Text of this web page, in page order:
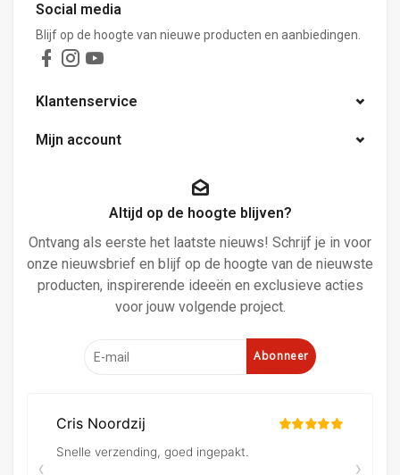
Social media
Blijf op de hoogte van nieuwe producten en aanbiedingen.
Klantenservice
Mijn account
Altijd op de hoogte blijven?
Ontvang als eerste het laatste nieuws! Schrijf je in voor
onze nieuwsbrief en blijf op de hoogte van de nieuwste
producten, inspirerende ideeën en exclusieve acties
voor jouw volgende project.
Abonneer